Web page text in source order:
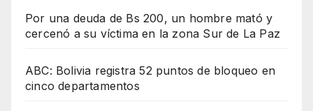
Por una deuda de Bs 200, un hombre mató y
cercenó a su víctima en la zona Sur de La Paz
ABC: Bolivia registra 52 puntos de bloqueo en
cinco departamentos